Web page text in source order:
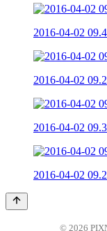
2016-04-02
2016-04-02
2016-04-02
2016-04-02
© 2026